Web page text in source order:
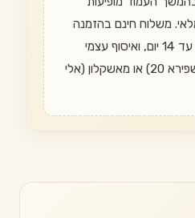
משלוח חינם בהזמנה
מעל 349 ₪, החזרה עד 14 יום, ואיסוף עצמי
מאשדוד (חיים משה שפירא 20) או מאשקלון (אלי